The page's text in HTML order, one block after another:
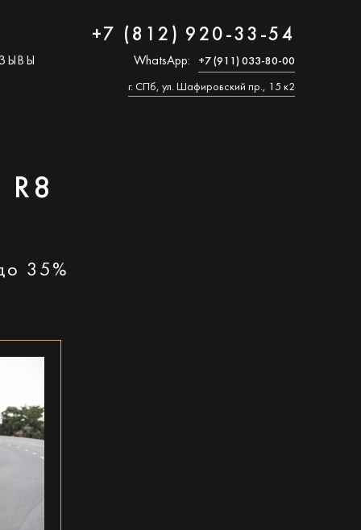
+7 (812) 920-33-54
WhatsApp: +7 (911) 033-80-00
г. СПб, ул. Шафировский пр., 15 к2
35%